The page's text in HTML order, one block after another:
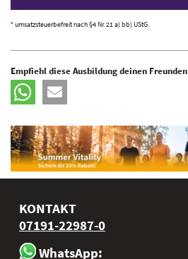
* umsatzsteuerbefreit nach §4 Nr. 21 a) bb) UStG.
Empfiehl diese Ausbildung deinen Freunden
KONTAKT
07191-22987-0
WhatsApp: